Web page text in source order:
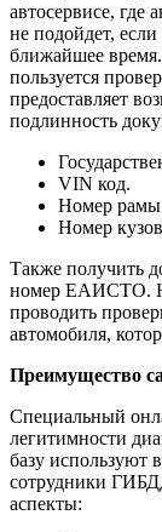
автосервисе,
не подойдет,
ближайшее
пользуется
предоставляет
подлинность
VIN код.
Номер
Номер
Также получить
номер ЕАИСТО.
проводить
автомобиля,
Преимущество
Специальный
легитимности
базу используют
сотрудники
аспекты: